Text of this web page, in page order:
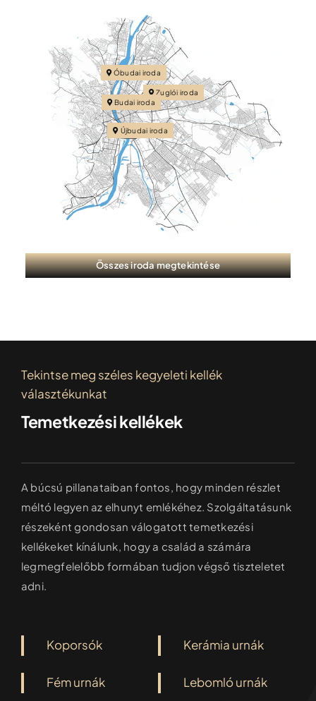
Újbudai iroda
Óbudai iroda
Zuglói iroda
Budai iroda
Összes iroda megtekintése
Tekintse meg széles kegyeleti kellék
választékunkat
Temetkezési kellékek
A búcsú pillanataiban fontos, hogy minden részlet
méltó legyen az elhunyt emlékéhez. Szolgáltatásunk
részeként gondosan válogatott temetkezési
kellékeket kínálunk, hogy a család a számára
legmegfelelőbb formában tudjon végső tiszteletet
adni.
Koporsók Kerámia urnák
Fém urnák Lebomló urnák